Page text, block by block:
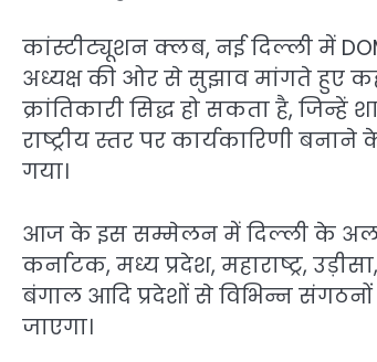
कांस्टीट्यूशन क्लब, नई दिल्ली में
अध्यक्ष की ओर से सुझाव मांगते हुए
क्रांतिकारी सिद्ध हो सकता है,
राष्ट्रीय स्तर पर कार्यकारिणी
गया।
आज के इस सम्मेलन में दिल्ली के
कर्नाटक, मध्य प्रदेश, महाराष्ट्र,
बंगाल आदि प्रदेशों से विभिन्न
जाएगा।